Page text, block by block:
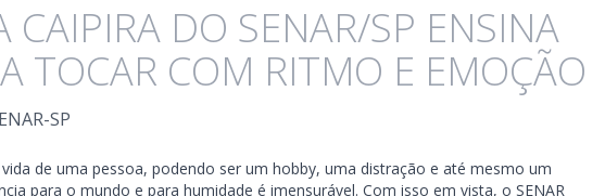
CAIPIRA DO SENAR/SP ENSINA
TOCAR COM RITMO E EMOÇÃO
SP
de uma pessoa, podendo ser um hobby, uma distração e até mesmo um
para o mundo e para humidade é imensurável. Com isso em vista, o SENAR